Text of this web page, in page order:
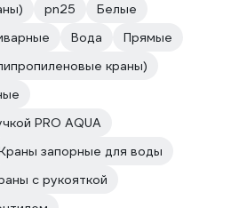
pn25
Белые
Вода
Прямые
краны)
PRO AQUA
запорные для воды
с рукояткой